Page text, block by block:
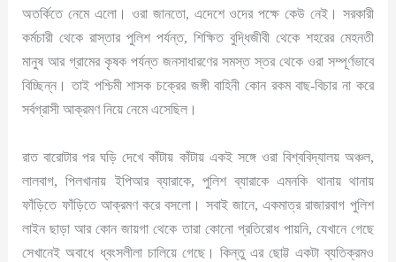
অতর্কিতে নেমে এলো। ওরা জানতো, এদেশে ওদের পক্ষে কেউ নেই। সরকারী
কর্মচারী থেকে রাস্তার পুলিশ পর্যন্ত, শিক্ষিত বুদ্ধিজীবী থেকে শহরের মেহনতী
মানুষ আর গ্রামের কৃষক পর্যন্ত জনসাধারণের সমস্ত স্তর থেকে ওরা সম্পূর্ণভাবে
বিচ্ছিন্ন। তাই পশ্চিমী শাসক চক্রের জঙ্গী বাহিনী কোন রকম বাছ-বিচার না করে
সর্বগ্রাসী আক্রমণ নিয়ে নেমে এসেছিল।
রাত বারোটার পর ঘড়ি দেখে কাঁটায় কাঁটায় একই সঙ্গে ওরা বিশ্ববিদ্যালয় অঞ্চল,
লালবাগ, পিলখানায় ইপিআর ব্যারাকে, পুলিশ ব্যারাকে এমনকি থানায় থানায়
ফাঁড়িতে ফাঁড়িতে আক্রমণ করে বসলো। সবাই জানে, একমাত্র রাজারবাগ পুলিশ
লাইন ছাড়া আর কোন জায়গা থেকে তারা কোনো প্রতিরোধ পায়নি, যেখানে গেছে
সেখানেই অবাধে ধ্বংসলীলা চালিয়ে গেছে। কিন্তু এর ছোট্ট একটা ব্যতিক্রমও